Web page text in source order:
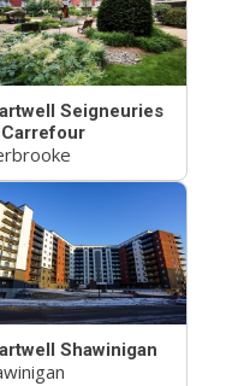
Seigneuries
Shawinigan